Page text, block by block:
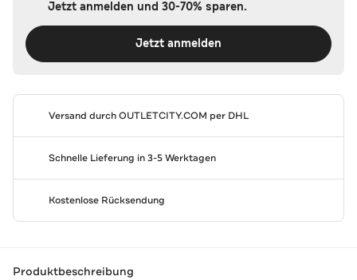
Jetzt anmelden und 30-70% sparen.
Jetzt anmelden
Versand durchOUTLETCITY.COM per DHL
Schnelle Lieferung in 3-5 Werktagen
Kostenlose Rücksendung
Produktbeschreibung